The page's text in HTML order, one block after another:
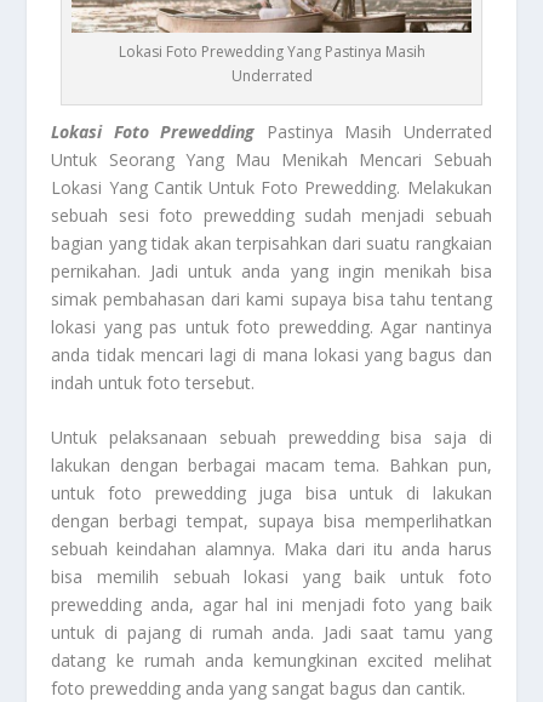
Lokasi Foto Prewedding Yang Pastinya Masih
Underrated
Lokasi Foto Prewedding
Pastinya Masih Underrated
Untuk Seorang Yang Mau Menikah Mencari Sebuah
Lokasi Yang Cantik Untuk Foto Prewedding. Melakukan
sebuah sesi foto prewedding sudah menjadi sebuah
bagian yang tidak akan terpisahkan dari suatu rangkaian
pernikahan. Jadi untuk anda yang ingin menikah bisa
simak pembahasan dari kami supaya bisa tahu tentang
lokasi yang pas untuk foto prewedding. Agar nantinya
anda tidak mencari lagi di mana lokasi yang bagus dan
indah untuk foto tersebut.
Untuk pelaksanaan sebuah prewedding bisa saja di
lakukan dengan berbagai macam tema. Bahkan pun,
untuk foto prewedding juga bisa untuk di lakukan
dengan berbagi tempat, supaya bisa memperlihatkan
sebuah keindahan alamnya. Maka dari itu anda harus
bisa memilih sebuah lokasi yang baik untuk foto
prewedding anda, agar hal ini menjadi foto yang baik
untuk di pajang di rumah anda. Jadi saat tamu yang
datang ke rumah anda kemungkinan excited melihat
foto prewedding anda yang sangat bagus dan cantik.